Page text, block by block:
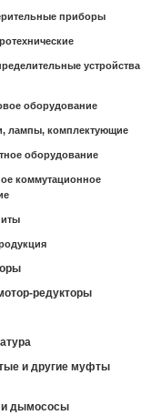
приборы
устройства
оборудование
лампы, комплектующие
оборудование
коммутационное
редукторы
и другие муфты
и дымососы